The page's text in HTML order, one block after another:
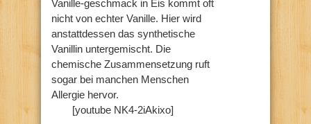
Vanille-geschmack in Eis kommt oft
nicht von echter Vanille. Hier wird
anstattdessen das synthetische
Vanillin untergemischt. Die
chemische Zusammensetzung ruft
sogar bei manchen Menschen
Allergie hervor.
[youtube NK4-2iAkixo]